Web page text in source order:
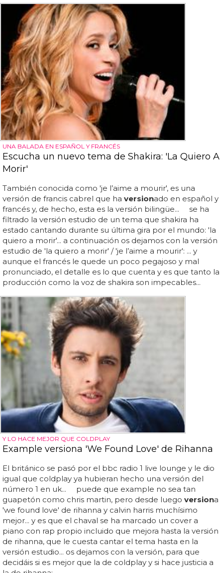
UNA BALADA EN ESPAÑOL Y FRANCÉS
Escucha un nuevo tema de Shakira: 'La Quiero A
Morir'
También conocida como 'je l’aime a mourir', es una
versión de francis cabrel que ha versionado en español y
francés y, de hecho, esta es la versión bilingüe... se ha
filtrado la versión estudio de un tema que shakira ha
estado cantando durante su última gira por el mundo: 'la
quiero a morir'... a continuación os dejamos con la versión
estudio de 'la quiero a morir' / 'je l’aime a mourir': ... y
aunque el francés le quede un poco pegajoso y mal
pronunciado, el detalle es lo que cuenta y es que tanto la
producción como la voz de shakira son impecables...
Y LO HACE MEJOR QUE COLDPLAY
Example versiona 'We Found Love' de Rihanna
El británico se pasó por el bbc radio 1 live lounge y le dio
igual que coldplay ya hubieran hecho una versión del
número 1 en uk... puede que example no sea tan
guapetón como chris martin, pero desde luego versiona
'we found love' de rihanna y calvin harris muchísimo
mejor... y es que el chaval se ha marcado un cover a
piano con rap propio incluido que mejora hasta la versión
de rihanna, que le cuesta cantar el tema hasta en la
versión estudio... os dejamos con la versión, para que
decidáis si es mejor que la de coldplay y si hace justicia a